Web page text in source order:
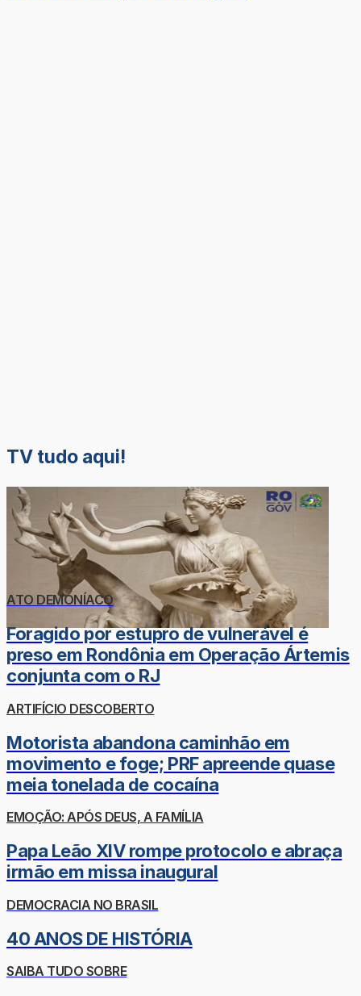
TV tudo aqui!
ATO DEMONÍACO
Foragido por estupro de vulnerável é
preso em Rondônia em Operação Ártemis
conjunta com o RJ
ARTIFÍCIO DESCOBERTO
Motorista abandona caminhão em
movimento e foge; PRF apreende quase
meia tonelada de cocaína
EMOÇÃO: APÓS DEUS, A FAMÍLIA
Papa Leão XIV rompe protocolo e abraça
irmão em missa inaugural
DEMOCRACIA NO BRASIL
40 ANOS DE HISTÓRIA
SAIBA TUDO SOBRE